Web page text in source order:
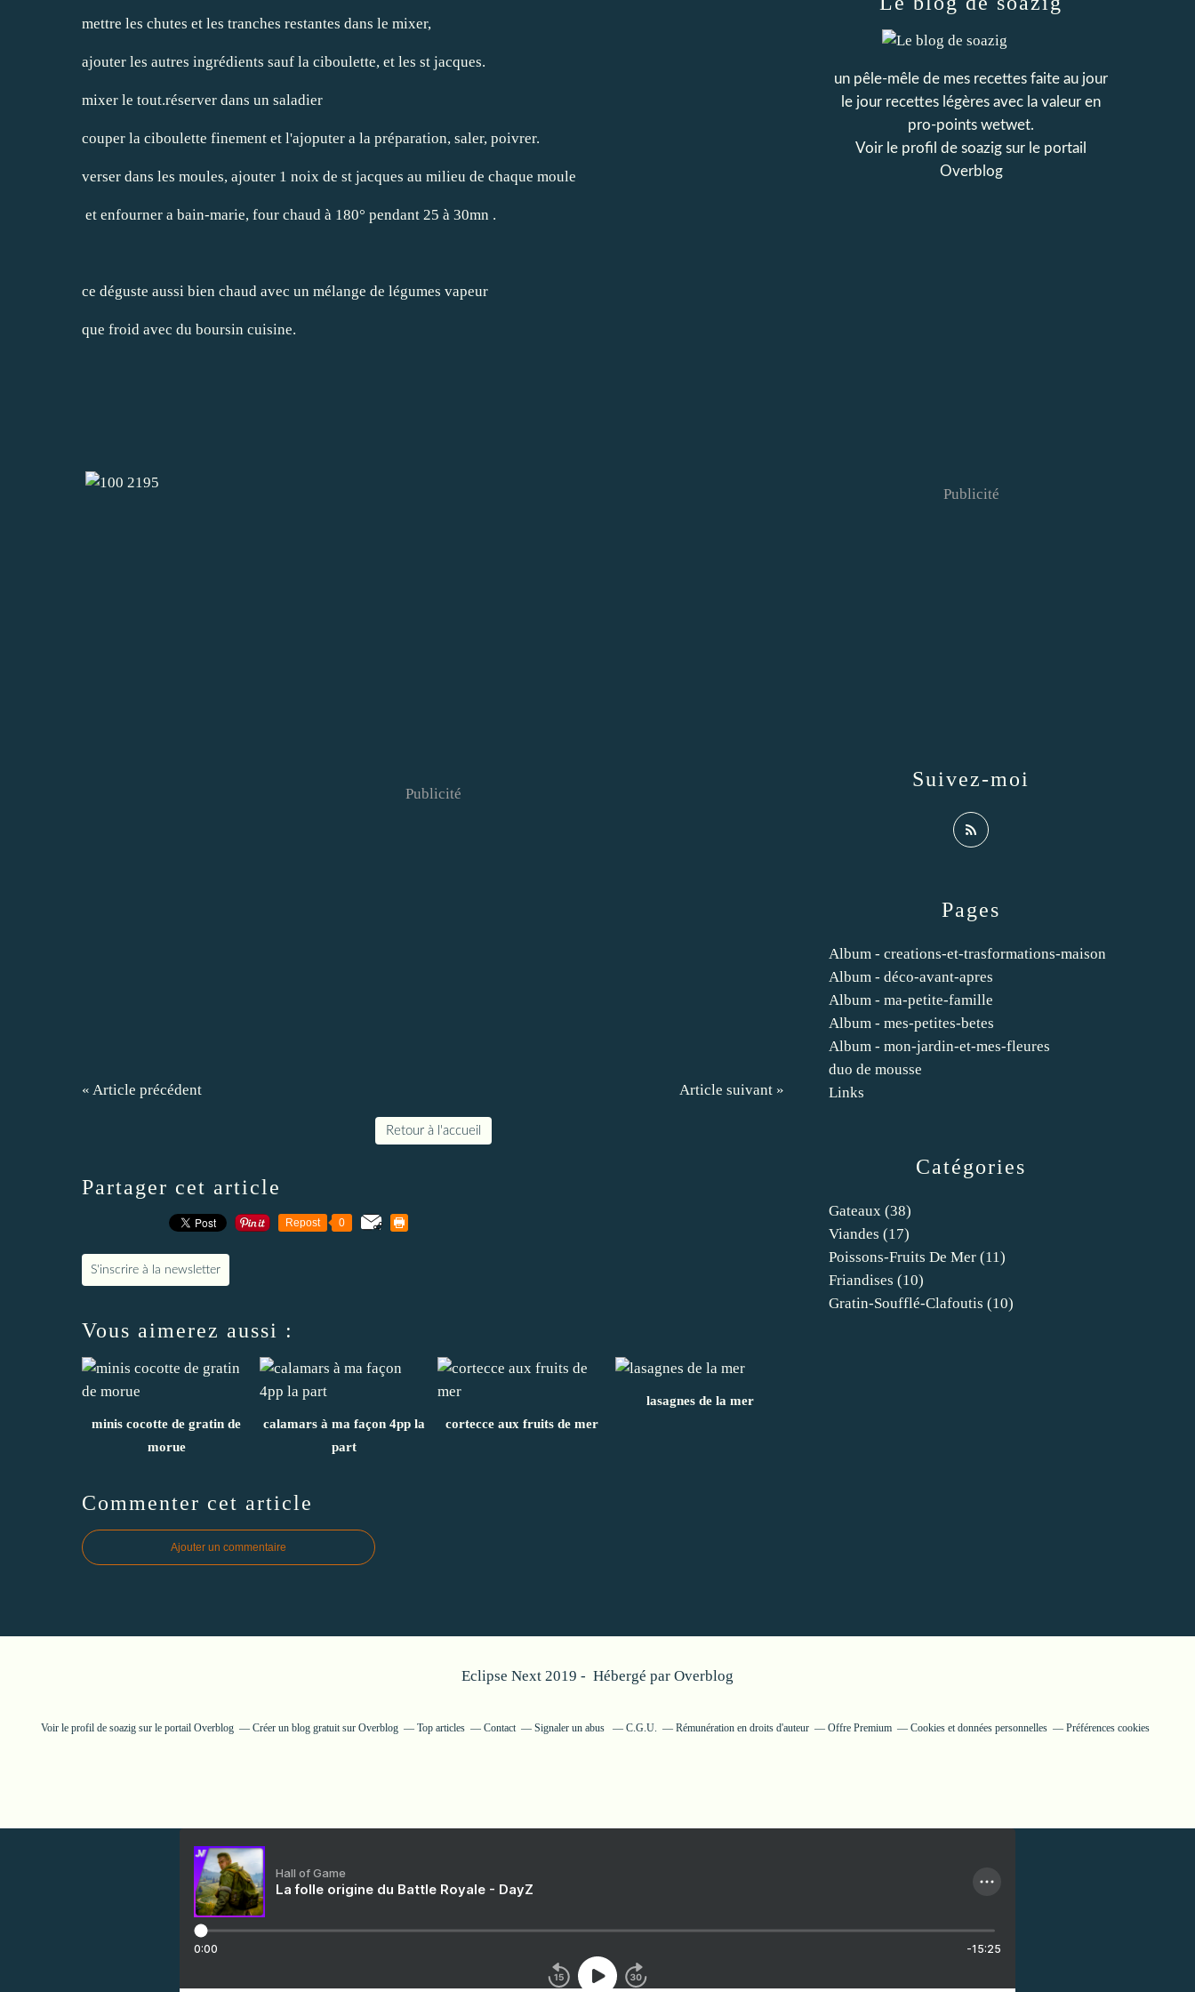
mettre les chutes et les tranches restantes dans le mixer,
ajouter les autres ingrédients sauf la ciboulette, et les st jacques.
mixer le tout.réserver dans un saladier
couper la ciboulette finement et l'ajoputer a la préparation, saler, poivrer.
verser dans les moules, ajouter 1 noix de st jacques au milieu de chaque moule
et enfourner a bain-marie, four chaud à 180° pendant 25 à 30mn .
ce déguste aussi bien chaud avec un mélange de légumes vapeur
que froid avec du boursin cuisine.
Publicité
« Article précédent Article suivant »
Retour à l'accueil
Partager cet article
Repost 0
S'inscrire à la newsletter
Vous aimerez aussi :
minis cocotte de gratin de
morue
calamars à ma façon 4pp la
part
cortecce aux fruits de mer
lasagnes de la mer
Commenter cet article
Ajouter un commentaire
Catégories
Gateaux (38)
Viandes (17)
Poissons-Fruits De Mer (11)
Friandises (10)
Gratin-Soufflé-Clafoutis (10)
Pages
Album - creations-et-trasformations-maison
Album - déco-avant-apres
Album - ma-petite-famille
Album - mes-petites-betes
Album - mon-jardin-et-mes-fleures
duo de mousse
Links
un pêle-mêle de mes recettes faite au jour
le jour recettes légères avec la valeur en
pro-points wetwet.
Voir le profil de soazig sur le portail
Overblog
Suivez-moi
Publicité
Eclipse Next 2019 - Hébergé par Overblog
Voir le profil de soazigsur le portail Overblog Créer un blog gratuit sur Overblog Top articles Contact Signaler un abus C.G.U. Rémunération en droits d'auteur Offre Premium Cookies et données personnelles Préférences cookies
Hall of Game
La folle origine du Battle Royale - DayZ
0:00 -15:25